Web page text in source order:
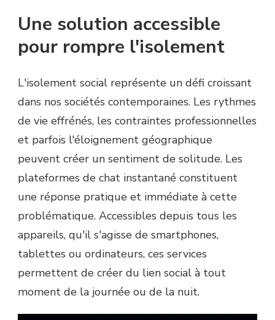
Une solution accessible
pour rompre l'isolement
L'isolement social représente un défi croissant
dans nos sociétés contemporaines. Les rythmes
de vie effrénés, les contraintes professionnelles
et parfois l'éloignement géographique
peuvent créer un sentiment de solitude. Les
plateformes de chat instantané constituent
une réponse pratique et immédiate à cette
problématique. Accessibles depuis tous les
appareils, qu'il s'agisse de smartphones,
tablettes ou ordinateurs, ces services
permettent de créer du lien social à tout
moment de la journée ou de la nuit.